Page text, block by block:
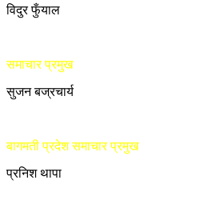
विदुर फुँयाल
समाचार प्रमुख
सुजन बज्रचार्य
बागमती प्रदेश समाचार प्रमुख
प्रनिश थापा